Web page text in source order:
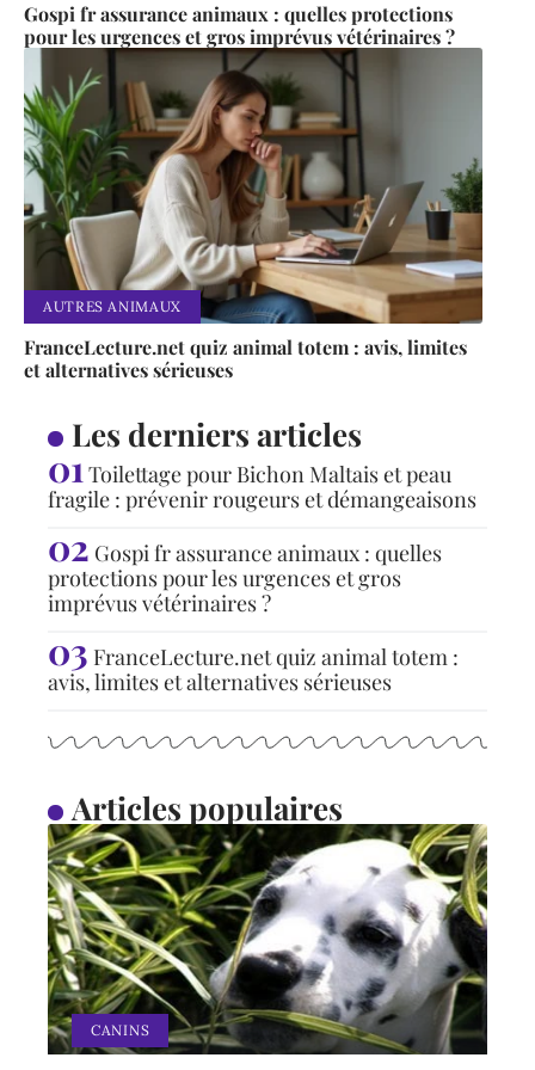
Gospi fr assurance animaux : quelles protections
pour les urgences et gros imprévus vétérinaires ?
AUTRES ANIMAUX
FranceLecture.net quiz animal totem : avis, limites
et alternatives sérieuses
Les derniers articles
Toilettage pour Bichon Maltais et peau
fragile : prévenir rougeurs et démangeaisons
Gospi fr assurance animaux : quelles
protections pour les urgences et gros
imprévus vétérinaires ?
FranceLecture.net quiz animal totem :
avis, limites et alternatives sérieuses
Articles populaires
CANINS